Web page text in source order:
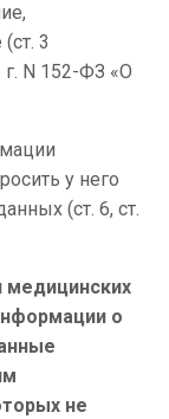
3
N 152-ФЗ «О
у него
(ст. 6, ст.
о
не